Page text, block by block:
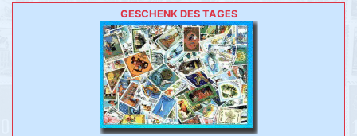
GESCHENK DES TAGES